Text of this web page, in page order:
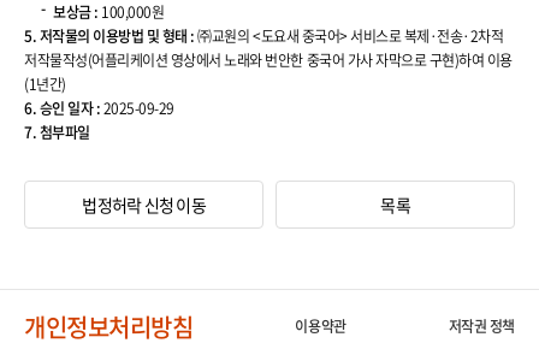
,
공
고
일
,
내
보
제
다
보상금 : 100,000원
5. 저작물의 이용방법 및 형태 :㈜교원의 <도요새 중국어> 서비스로 복제·전송·2차적
저작물작성(어플리케이션 영상에서 노래와 번안한 중국어 가사 자막으로 구현)하여 이용
(1년간)
6. 승인 일자 :2025-09-29
7. 첨부파일
법정허락 신청 이동 목록
개인정보처리방침 이용약관 저작권 정책